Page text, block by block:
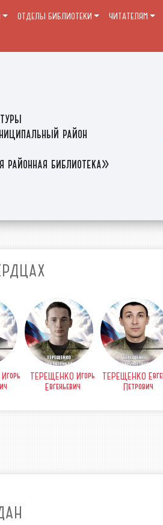
район
районная библиотека»
ОТДЕЛЫ БИБЛИОТЕКИ ЧИТАТЕЛЯМ
ТЕРЕЩЕНКО Игорь
Евгеньевич
ТЕРЕЩЕНКО
Петрович